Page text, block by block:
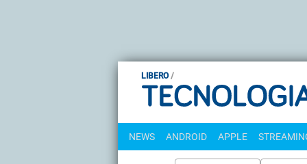
LIBERO
NEWS ANDROID APPLE